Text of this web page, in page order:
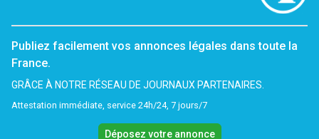
Publiez facilement vos annonces légales dans toute la
France.
GRÂCE À NOTRE RÉSEAU DE JOURNAUX PARTENAIRES.
Attestation immédiate, service 24h/24, 7 jours/7
Déposez votre annonce